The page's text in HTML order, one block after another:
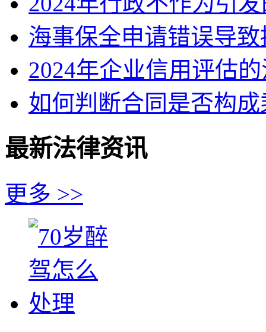
海事保全申请错误导
2024年企业信用评估
如何判断合同是否构
最新法律资讯
更多 >>